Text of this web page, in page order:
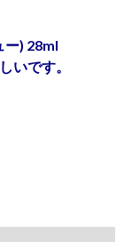
ー) 28ml
いです。